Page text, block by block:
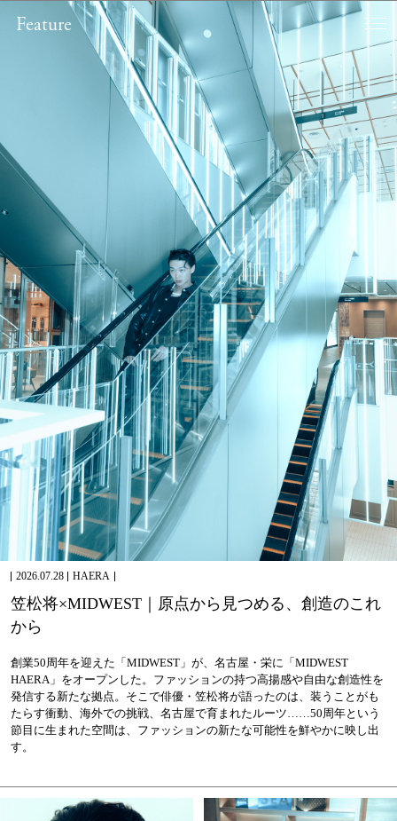
Feature
2026.07.28 HAERA
笠松将×MIDWEST｜ 原点から 見つめる 、 創 造のこ れ
から
創業50周年を迎えた「MIDWEST」が、名古屋・栄に「MIDWEST
HAERA」をオープンした。ファッションの持つ高揚感や自由な創造性を
発信する新たな拠点。そこで俳優・笠松将が語ったのは、装うことがも
たらす衝動、海外での挑戦、名古屋で育まれたルーツ……50周年という
節目に生まれた空間は、ファッションの新たな可能性を鮮やかに映し出
す。